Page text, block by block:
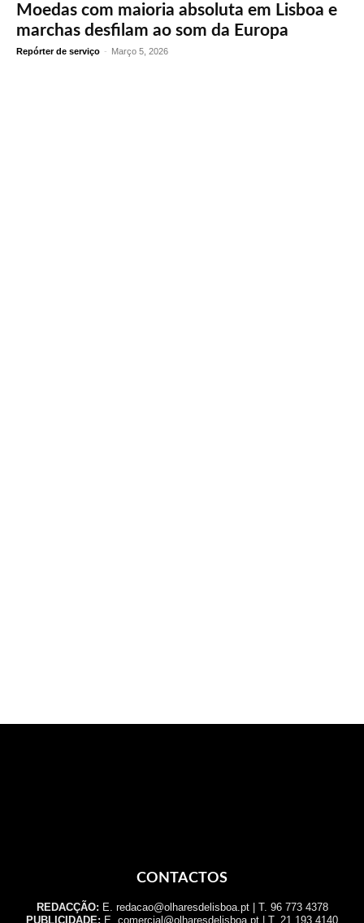
Moedas com maioria absoluta em Lisboa e
marchas desfilam ao som da Europa
Repórter de serviço - Março 5, 2026
CONTACTOS
REDACÇÃO: E. redacao@olharesdelisboa.pt | T. 96 773 4378
PUBLICIDADE: E. comercial@olharesdelisboa.pt | T. 21 193 4140